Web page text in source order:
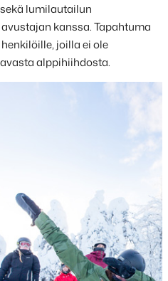
lumilautailun
kanssa. Tapahtuma
joilla ei ole
alppihiihdosta.